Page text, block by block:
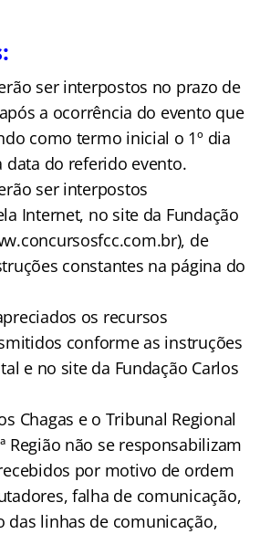
ser interpostos no prazo de
a ocorrência do evento que
como termo inicial o 1º dia
data do referido evento.
ser interpostos
Internet, no site da Fundação
de
constantes na página do
os recursos
conforme as instruções
e no site da Fundação Carlos
Chagas e o Tribunal Regional
Região não se responsabilizam
por motivo de ordem
falha de comunicação,
das linhas de comunicação,